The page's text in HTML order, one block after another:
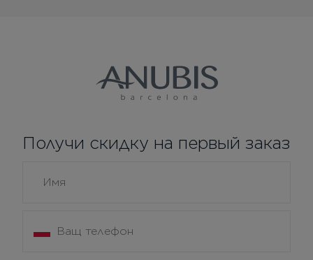
Получи скидку на первый заказ